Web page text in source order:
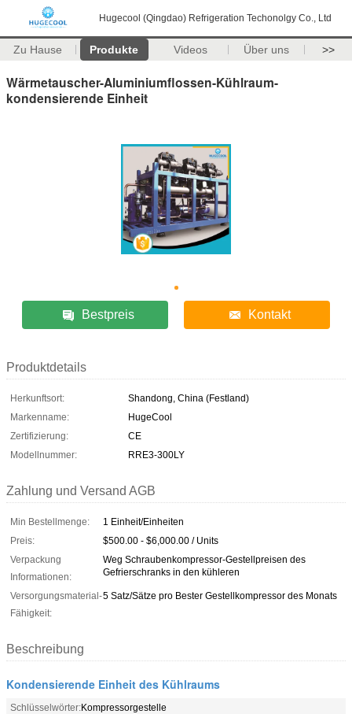
Hugecool (Qingdao) Refrigeration Techonolgy Co., Ltd
Zu Hause Produkte Videos Über uns >>
Wärmetauscher-Aluminiumflossen-Kühlraum-
kondensierende Einheit
Bestpreis Kontakt
Produktdetails
Herkunftsort:
Shandong, China (Festland)
Markenname:
HugeCool
Zertifizierung:
CE
Modellnummer:
RRE3-300LY
Zahlung und Versand AGB
Min Bestellmenge:
1 Einheit/Einheiten
Preis:
$500.00 - $6,000.00 / Units
Verpackung
Informationen:
Weg Schraubenkompressor-Gestellpreisen des
Gefrierschranks in den kühleren
Versorgungsmaterial-
Fähigkeit:
5 Satz/Sätze pro Bester Gestellkompressor des Monats
Beschreibung
Kondensierende Einheit des Kühlraums
Schlüsselwörter:Kompressorgestelle